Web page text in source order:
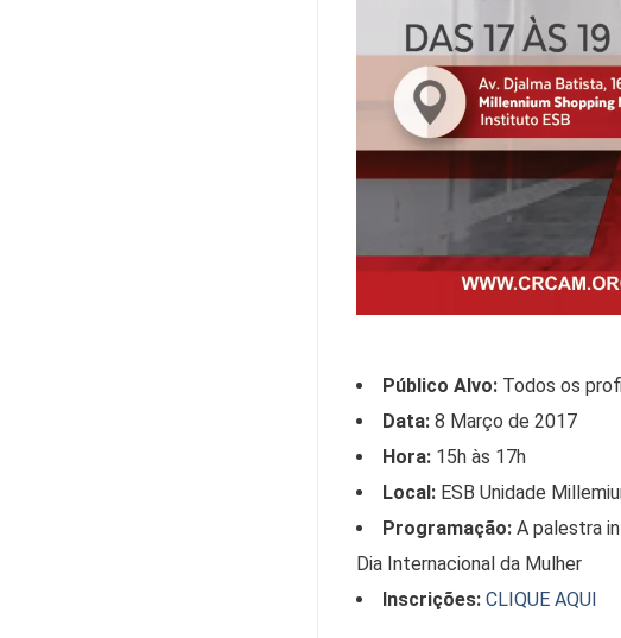
Público Alvo: Todos os
Data: 8 Março de 2017
Hora: 15h às 17h
Local: ESB Unidade
Programação: A palestra
Dia Internacional da Mulher
Inscrições: CLIQUE AQUI